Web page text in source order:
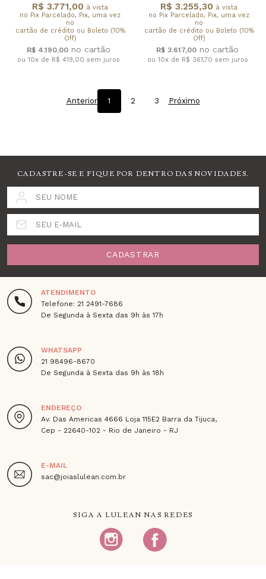
R$ 3.771,00 à vista
no Pix Parcelado, Pix, uma vez
no
cartão de crédito ou Boleto (10%
Off)
R$ 4.190,00
ou 10x de R$ 419,00 sem juros
R$ 3.255,30 à vista
no Pix Parcelado, Pix, uma vez
no
cartão de crédito ou Boleto (10%
Off)
R$ 3.617,00
ou 10x de R$ 361,70 sem juros
Anterior 1 2 3 Próximo
CADASTRE-SE E FIQUE POR DENTRO DAS NOVIDADES.
SEU NOME
SEU E-MAIL
CADASTRAR
ATENDIMENTO
Telefone: 21 2491-7686
De Segunda à Sexta das 9h às 17h
WHATSAPP
21 98496-8670
De Segunda à Sexta das 9h às 18h
ENDEREÇO
Av. Das Americas 4666 Loja 115E2 Barra da Tijuca,
Cep - 22640-102 - Rio de Janeiro - RJ
E-MAIL
sac@joiaslulean.com.br
SIGA A LULEAN NAS REDES